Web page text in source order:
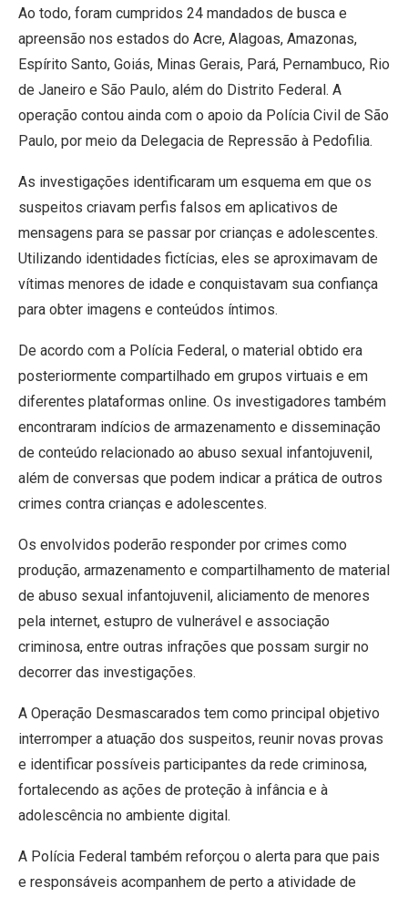
Ao todo, foram cumpridos 24 mandados de busca e
apreensão nos estados do Acre, Alagoas, Amazonas,
Espírito Santo, Goiás, Minas Gerais, Pará, Pernambuco, Rio
de Janeiro e São Paulo, além do Distrito Federal. A
operação contou ainda com o apoio da Polícia Civil de São
Paulo, por meio da Delegacia de Repressão à Pedofilia.
As investigações identificaram um esquema em que os
suspeitos criavam perfis falsos em aplicativos de
mensagens para se passar por crianças e adolescentes.
Utilizando identidades fictícias, eles se aproximavam de
vítimas menores de idade e conquistavam sua confiança
para obter imagens e conteúdos íntimos.
De acordo com a Polícia Federal, o material obtido era
posteriormente compartilhado em grupos virtuais e em
diferentes plataformas online. Os investigadores também
encontraram indícios de armazenamento e disseminação
de conteúdo relacionado ao abuso sexual infantojuvenil,
além de conversas que podem indicar a prática de outros
crimes contra crianças e adolescentes.
Os envolvidos poderão responder por crimes como
produção, armazenamento e compartilhamento de material
de abuso sexual infantojuvenil, aliciamento de menores
pela internet, estupro de vulnerável e associação
criminosa, entre outras infrações que possam surgir no
decorrer das investigações.
A Operação Desmascarados tem como principal objetivo
interromper a atuação dos suspeitos, reunir novas provas
e identificar possíveis participantes da rede criminosa,
fortalecendo as ações de proteção à infância e à
adolescência no ambiente digital.
A Polícia Federal também reforçou o alerta para que pais
e responsáveis acompanhem de perto a atividade de